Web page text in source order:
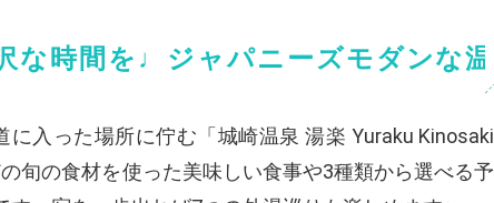
な時間を♩ジャパニーズモダンな温
入った場所に佇む「城崎温泉 湯楽 Yuraku Kinosaki
旬の食材を使った美味しい食事や3種類から選べる予